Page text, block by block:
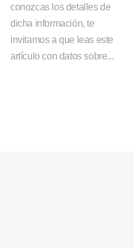
conozcas los detalles de
dicha información, te
invitamos a que leas este
artículo con datos sobre...